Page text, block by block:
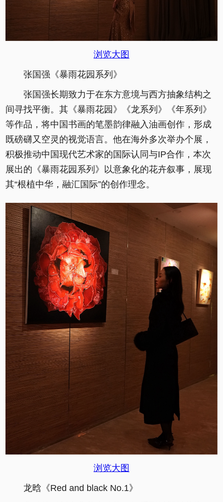
浏览大图
张国强《暴雨花园系列》
张国强长期致力于在东方意境与西方抽象结构之
间寻找平衡。其《暴雨花园》《龙系列》《年系列》
等作品，将中国书画的笔墨韵律融入油画创作，形成
既磅礴又空灵的视觉语言。他在海外多次举办个展，
积极推动中国现代艺术家的国际认同与IP合作，本次
展出的《暴雨花园系列》以意象化的花卉叙事，展现
其“根植中华，融汇国际”的创作理念。
浏览大图
龙晗《Red and black No.1》